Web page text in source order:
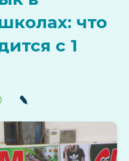
что
с 1